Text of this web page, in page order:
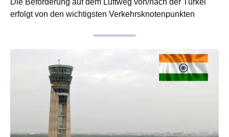
Die Beförderung auf dem Luftweg von/nach der Türkei
erfolgt von den wichtigsten Verkehrsknotenpunkten